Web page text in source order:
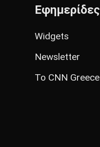
Εφημερίδες
Widgets
Newsletter
Το CNN Greece